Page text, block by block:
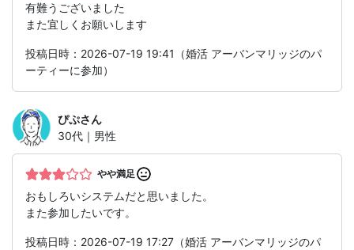
有難うございました
また宜しくお願いします
投稿日時：2026-07-19 19:41（婚活 アーバンマリッジのパ
ーティーに参加）
ぴぷさん
30代｜男性
やや満足
おもしろいシステムだと思いました。
また参加したいです。
投稿日時：2026-07-19 17:27（婚活 アーバンマリッジのパ